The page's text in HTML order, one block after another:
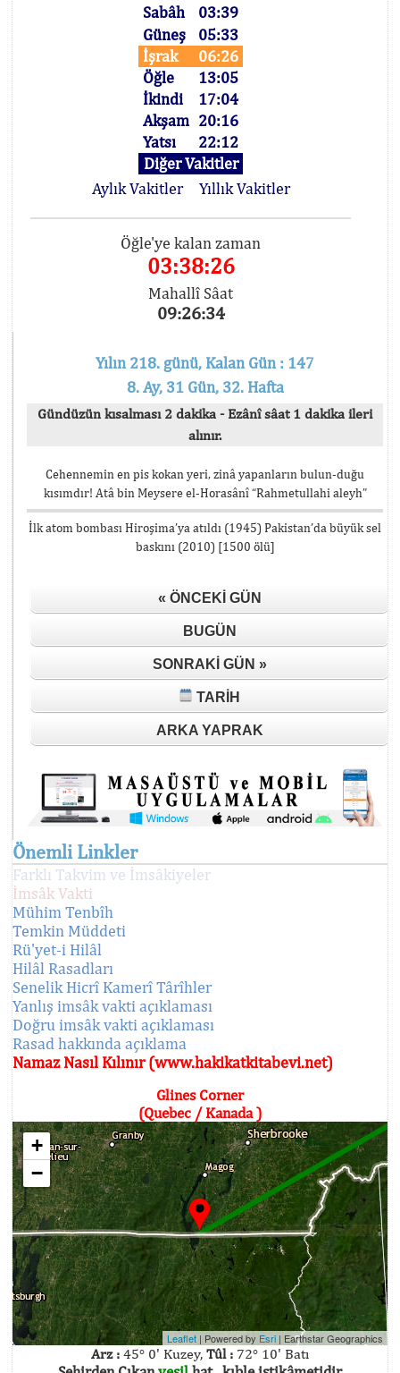
Sabâh
03:39
Güneş
05:33
İşrak
06:26
Öğle
13:05
İkindi
17:04
Akşam 20:16
Yatsı
22:12
Diğer Vakitler
Aylık Vakitler
Yıllık Vakitler
Öğle'ye kalan zaman
03:38:26
Mahallî Sâat
09:26:34
Yılın 218. günü, Kalan Gün : 147
8. Ay, 31 Gün, 32. Hafta
Gündüzün kısalması 2 dakika - Ezânî sâat 1 dakika ileri
alınır.
Cehennemin en pis kokan yeri, zinâ yapanların bulun-duğu
kısımdır! Atâ bin Meysere el-Horasânî “Rahmetullahi aleyh”
İlk atom bombası Hiroşima’ya atıldı (1945) Pakistan’da büyük sel
baskını (2010) [1500 ölü]
« ÖNCEKI GÜN
BUGÜN
SONRAKI GÜN »
TARIH
ARKA YAPRAK
Önemli Linkler
Farklı Takvim ve İmsâkiyeler
İmsâk Vakti
Mühim Tenbîh
Temkin Müddeti
Rü'yet-i Hilâl
Hilâl Rasadları
Senelik Hicrî Kamerî Târîhler
Yanlış imsâk vakti açıklaması
Doğru imsâk vakti açıklaması
Rasad hakkında açıklama
Namaz Nasıl Kılınır (www.hakikatkitabevi.net)
Glines Corner
(Quebec / Kanada )
+
−
Leaflet | Powered by Esri | Earthstar Geographics
Arz : 45° 0' Kuzey, Tûl : 72° 10' Batı